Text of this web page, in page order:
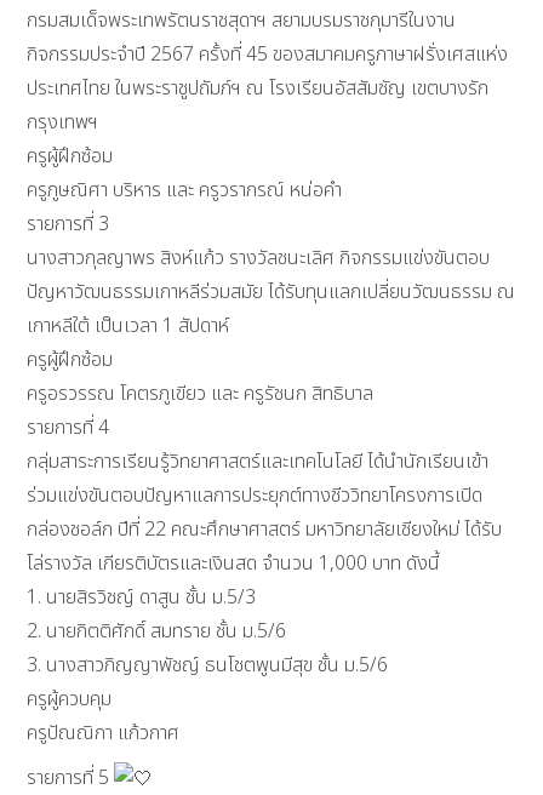
กรมสมเด็จพระเทพรัตนราชสุดาฯ สยามบรมราชกุมารีในงาน
กิจกรรมประจำปี 2567 ครั้งที่ 45 ของสมาคมครูภาษาฝรั่งเศสแห่ง
ประเทศไทย ในพระราชูปถัมภ์ฯ ณ โรงเรียนอัสสัมชัญ เขตบางรัก
กรุงเทพฯ
ครูผู้ฝึกซ้อม
ครูภูษณิศา บริหาร และ ครูวราภรณ์ หน่อคำ
รายการที่ 3
นางสาวกุลญาพร สิงห์แก้ว รางวัลชนะเลิศ กิจกรรมแข่งขันตอบ
ปัญหาวัฒนธรรมเกาหลีร่วมสมัย ได้รับทุนแลกเปลี่ยนวัฒนธรรม ณ
เกาหลีใต้ เป็นเวลา 1 สัปดาห์
ครูผู้ฝึกซ้อม
ครูอรวรรณ โคตรภูเขียว และ ครูรัชนก สิทธิบาล
รายการที่ 4
กลุ่มสาระการเรียนรู้วิทยาศาสตร์และเทคโนโลยี ได้นำนักเรียนเข้า
ร่วมแข่งขันตอบปัญหาแลการประยุกต์ทางชีววิทยาโครงการเปิด
กล่องชอล์ก ปีที่ 22 คณะศึกษาศาสตร์ มหาวิทยาลัยเชียงใหม่ ได้รับ
โล่รางวัล เกียรติบัตรและเงินสด จำนวน 1,000 บาท ดังนี้
1. นายสิรวิชญ์ ดาสูน ชั้น ม.5/3
2. นายกิตติศักดิ์ สมทราย ชั้น ม.5/6
3. นางสาวภิญญาพัชญ์ ธนโชตพูนมีสุข ชั้น ม.5/6
ครูผู้ควบคุม
ครูปัณณิกา แก้วกาศ
รายการที่ 5